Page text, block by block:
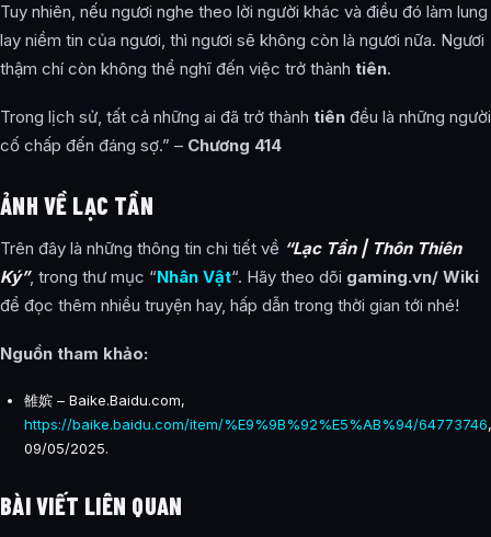
Tuy nhiên, nếu ngươi nghe theo lời người khác và điều đó làm lung
lay niềm tin của ngươi, thì ngươi sẽ không còn là ngươi nữa. Ngươi
thậm chí còn không thể nghĩ đến việc trở thành tiên.
Trong lịch sử, tất cả những ai đã trở thành tiên đều là những người
cố chấp đến đáng sợ.” – Chương 414
ẢNH VỀ LẠC TẦN
Trên đây là những thông tin chi tiết về “Lạc Tần | Thôn Thiên
Ký”, trong thư mục “Nhân Vật“. Hãy theo dõi gaming.vn/ Wiki
để đọc thêm nhiều truyện hay, hấp dẫn trong thời gian tới nhé!
Nguồn tham khảo:
雒嫔 – Baike.Baidu.com,
https://baike.baidu.com/item/%E9%9B%92%E5%AB%94/64773746,
09/05/2025.
BÀI VIẾT LIÊN QUAN